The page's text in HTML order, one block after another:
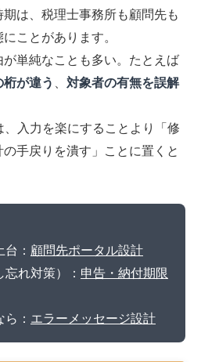
は、税理士事務所も顧問先も
ことがあります。
単純なことも多い。たとえば
桁が違う
対象者の有無を誤解
入力を楽にすることより「修
手戻りを潰す」ことに置くと
： 顧問先ポータル設計
忘れ対策）： 申告・納付期限
： エラーメッセージ設計